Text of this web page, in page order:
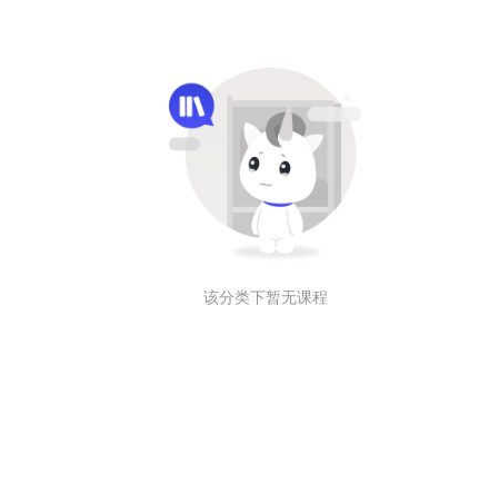
该分类下暂无课程